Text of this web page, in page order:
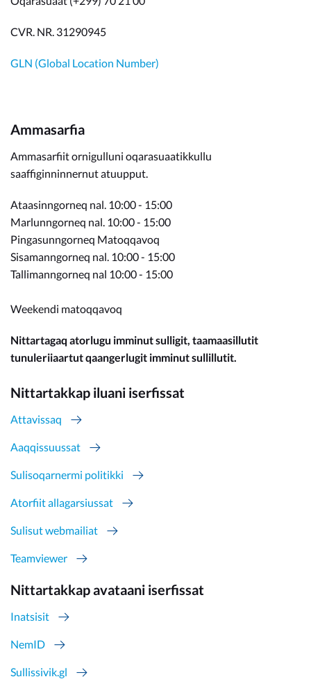
CVR. NR. 31290945
GLN (Global Location Number)
Ammasarfia
Ammasarfiit ornigulluni oqarasuaatikkullu
saaffiginninnernut atuupput.
Ataasinngorneq nal. 10:00 - 15:00
Marlunngorneq nal. 10:00 - 15:00
Pingasunngorneq Matoqqavoq
Sisamanngorneq nal. 10:00 - 15:00
Tallimanngorneq nal 10:00 - 15:00
Weekendi matoqqavoq
Nittartagaq atorlugu imminut sulligit, taamaasillutit
tunuleriiaartut qaangerlugit imminut sullillutit.
Nittartakkap iluani iserfissat
Attavissaq
Aaqqissuussat
Sulisoqarnermi politikki
Atorfiit allagarsiussat
Sulisut webmailiat
Teamviewer
Nittartakkap avataani iserfissat
Inatsisit
NemID
Sullissivik.gl